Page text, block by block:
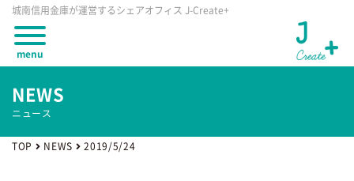
menu
城南信用金庫が運営するシェアオフィス J-Create+
NEWS
ニュース
TOP NEWS 2019/5/24